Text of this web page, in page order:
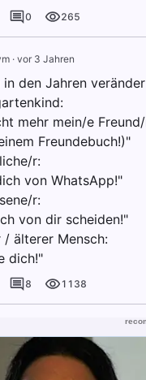
0 265
· vor 3 Jahren
in den Jahren
mehr mein/e
Freundebuch!)"
r:
von WhatsApp!"
r:
von dir scheiden!"
/ älterer Mensch:
dich!"
8 1138